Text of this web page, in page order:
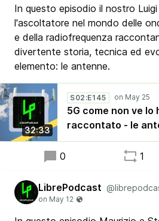
In questo episodio il nostro
l'ascoltatore nel mondo delle
e della radiofrequenza
divertente storia, tecnica ed
elemento: le antenne.
32:33
S02:E145
5G come non ve lo
raccontato - le
0 1
LibrePodcast